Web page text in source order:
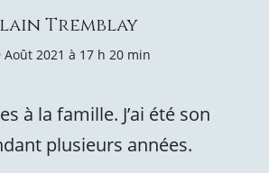
Tremblay
Août 2021 à 17 h 20 min
à la famille. J’ai été son
plusieurs années.